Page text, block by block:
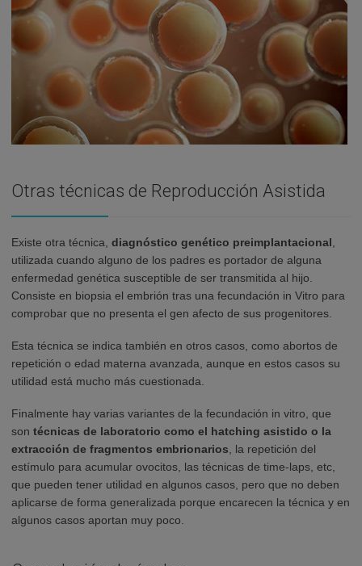
Otras técnicas de Reproducción Asistida
Existe otra técnica, diagnóstico genético preimplantacional,
utilizada cuando alguno de los padres es portador de alguna
enfermedad genética susceptible de ser transmitida al hijo.
Consiste en biopsia el embrión tras una fecundación in Vitro para
comprobar que no presenta el gen afecto de sus progenitores.
Esta técnica se indica también en otros casos, como abortos de
repetición o edad materna avanzada, aunque en estos casos su
utilidad está mucho más cuestionada.
Finalmente hay varias variantes de la fecundación in vitro, que
son técnicas de laboratorio como el hatching asistido o la
extracción de fragmentos embrionarios, la repetición del
estímulo para acumular ovocitos, las técnicas de time-laps, etc,
que pueden tener utilidad en algunos casos, pero que no deben
aplicarse de forma generalizada porque encarecen la técnica y en
algunos casos aportan muy poco.